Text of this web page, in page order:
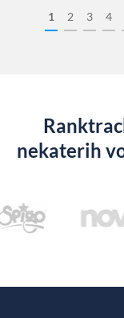
1 2 3 4
nekaterih